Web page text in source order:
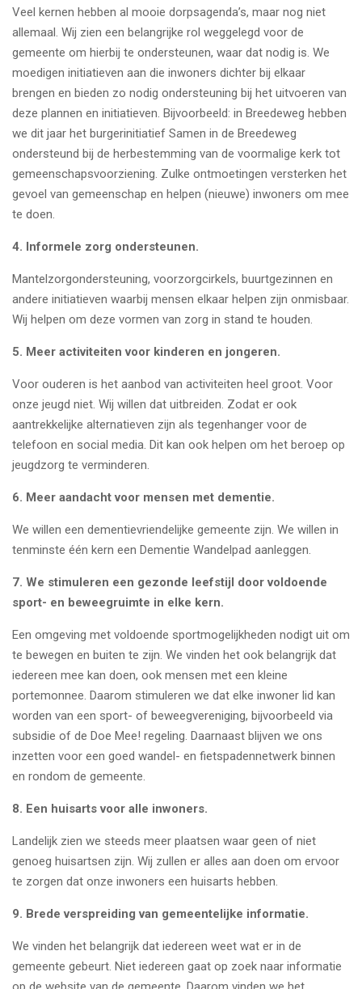
Veel kernen hebben al mooie dorpsagenda’s, maar nog niet
allemaal. Wij zien een belangrijke rol weggelegd voor de
gemeente om hierbij te ondersteunen, waar dat nodig is. We
moedigen initiatieven aan die inwoners dichter bij elkaar
brengen en bieden zo nodig ondersteuning bij het uitvoeren van
deze plannen en initiatieven. Bijvoorbeeld: in Breedeweg hebben
we dit jaar het burgerinitiatief Samen in de Breedeweg
ondersteund bij de herbestemming van de voormalige kerk tot
gemeenschapsvoorziening. Zulke ontmoetingen versterken het
gevoel van gemeenschap en helpen (nieuwe) inwoners om mee
te doen.
4. Informele zorg ondersteunen.
Mantelzorgondersteuning, voorzorgcirkels, buurtgezinnen en
andere initiatieven waarbij mensen elkaar helpen zijn onmisbaar.
Wij helpen om deze vormen van zorg in stand te houden.
5. Meer activiteiten voor kinderen en jongeren.
Voor ouderen is het aanbod van activiteiten heel groot. Voor
onze jeugd niet. Wij willen dat uitbreiden. Zodat er ook
aantrekkelijke alternatieven zijn als tegenhanger voor de
telefoon en social media. Dit kan ook helpen om het beroep op
jeugdzorg te verminderen.
6. Meer aandacht voor mensen met dementie.
We willen een dementievriendelijke gemeente zijn. We willen in
tenminste één kern een Dementie Wandelpad aanleggen.
7. We stimuleren een gezonde leefstijl door voldoende
sport- en beweegruimte in elke kern.
Een omgeving met voldoende sportmogelijkheden nodigt uit om
te bewegen en buiten te zijn. We vinden het ook belangrijk dat
iedereen mee kan doen, ook mensen met een kleine
portemonnee. Daarom stimuleren we dat elke inwoner lid kan
worden van een sport- of beweegvereniging, bijvoorbeeld via
subsidie of de Doe Mee! regeling. Daarnaast blijven we ons
inzetten voor een goed wandel- en fietspadennetwerk binnen
en rondom de gemeente.
8. Een huisarts voor alle inwoners.
Landelijk zien we steeds meer plaatsen waar geen of niet
genoeg huisartsen zijn. Wij zullen er alles aan doen om ervoor
te zorgen dat onze inwoners een huisarts hebben.
9. Brede verspreiding van gemeentelijke informatie.
We vinden het belangrijk dat iedereen weet wat er in de
gemeente gebeurt. Niet iedereen gaat op zoek naar informatie